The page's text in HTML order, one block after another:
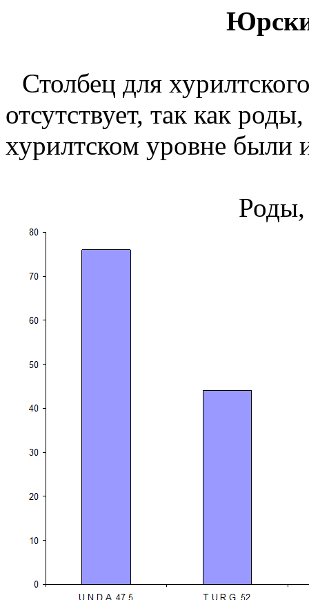
Столбец для
отсутствует, так как
хурилтском уровне были
Роды,